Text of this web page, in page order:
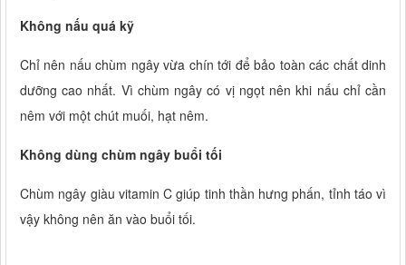
Không nấu quá kỹ
Chỉ nên nấu chùm ngây vừa chín tới để bảo toàn các chất dinh
dưỡng cao nhất. Vì chùm ngây có vị ngọt nên khi nấu chỉ cần
nêm với một chút muối, hạt nêm.
Không dùng chùm ngây buổi tối
Chùm ngây giàu vitamin C giúp tinh thần hưng phấn, tỉnh táo vì
vậy không nên ăn vào buổi tối.